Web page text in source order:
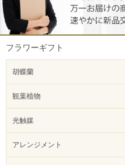
フラワーギフト
胡蝶蘭
観葉植物
光触媒
アレンジメント